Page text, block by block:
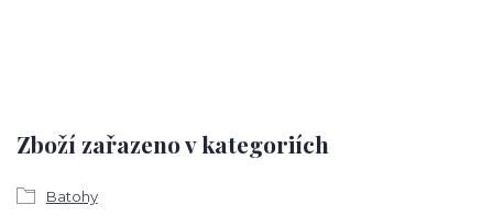
Zboží zařazeno v kategoriích
Batohy